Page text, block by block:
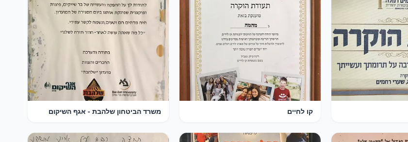
קו לחיים משרד הביטחון שלהבת - אגף השיקום